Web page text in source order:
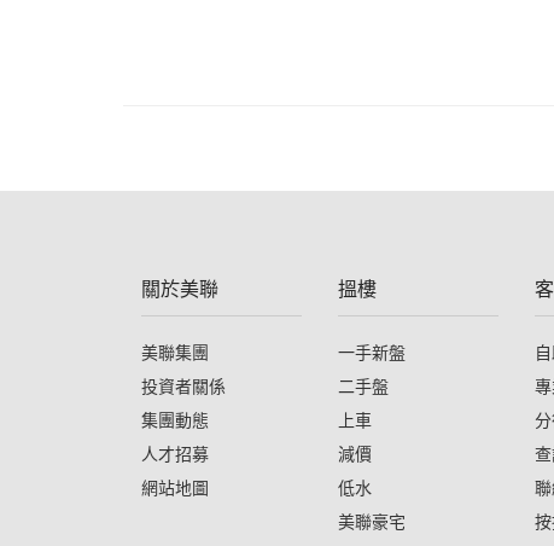
關於美聯
美聯集團
投資者關係
集團動態
人才招募
網站地圖
搵樓
一手新盤
二手盤
上車
減價
低水
美聯豪宅